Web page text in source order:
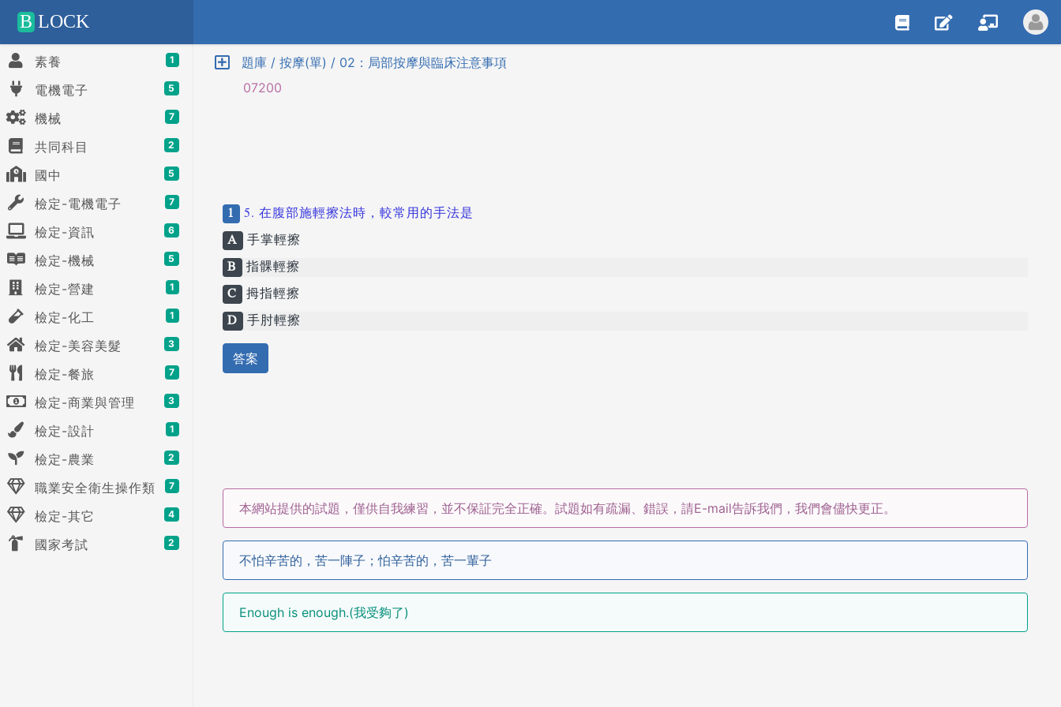
Positive SSL
B LOCK
素養 1
電機電子 5
機械 7
共同科目 2
國中 5
檢定-電機電子 7
檢定-資訊 6
檢定-機械 5
檢定-營建 1
檢定-化工 1
檢定-美容美髮 3
檢定-餐旅 7
檢定-商業與管理 3
檢定-設計 1
檢定-農業 2
職業安全衛生操作類 7
檢定-其它 4
國家考試 2
題庫 / 按摩(單) / 02：局部按摩與臨床注意事項
07200
1 5. 在腹部施輕擦法時，較常用的手法是
A 手掌輕擦
B 指髁輕擦
C 拇指輕擦
D 手肘輕擦
答案
本網站提供的試題，僅供自我練習，並不保証完全正確。試題如有疏漏、錯誤，請E-mail告訴我們，我們會儘快更正。
不怕辛苦的，苦一陣子；怕辛苦的，苦一輩子
Enough is enough.(我受夠了)